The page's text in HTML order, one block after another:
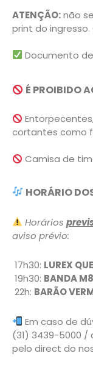
ATENÇÃO:não
print do ingresso.
Documento
É PROIBIDO
cortantes como
Camisa de
HORÁRIO
Horários
aviso prévio:
17h30: LUREX
19h30: BANDA M8
22h: BARÃO
Em caso de
(31) 3439-5000
pelo direct do